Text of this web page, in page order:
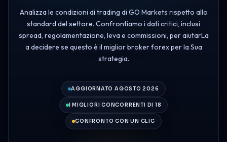
Analizza le condizioni di trading di GO Markets rispetto allo
standard del settore. Confrontiamo i dati critici, inclusi
spread, regolamentazione, leva e commissioni, per aiutarLa
a decidere se questo è il miglior broker forex per la Sua
strategia.
AGGIORNATO AGOSTO 2026
I MIGLIORI CONCORRENTI DI 18
CONFRONTO CON UN CLIC